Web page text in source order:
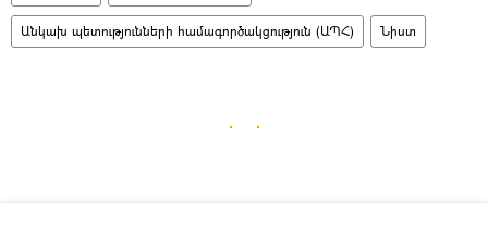
Անկախ պետությունների համագործակցություն (ԱՊՀ) Նիստ